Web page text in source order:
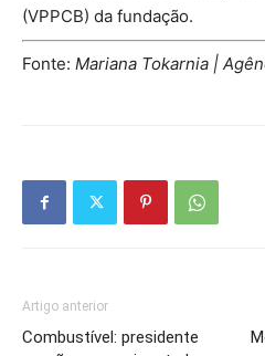
(VPPCB) da fundação.
Fonte: Mariana Tokarnia |
Artigo anterior
Combustível: presidente